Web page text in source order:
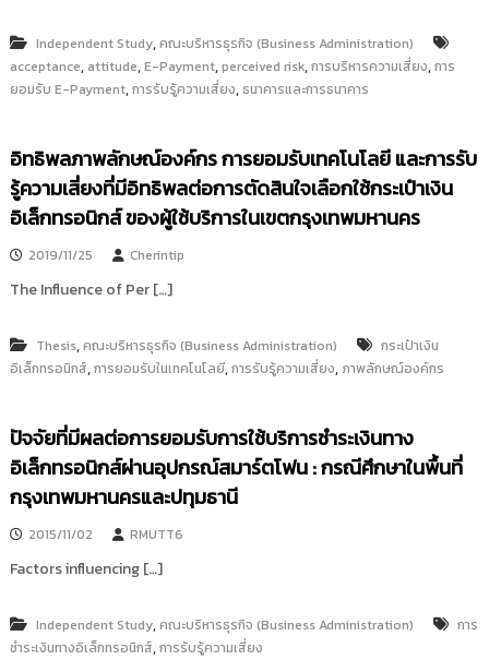
Independent Study,คณะบริหารธุรกิจ (Business Administration)
acceptance, attitude,E-Payment,perceived risk,การบริหารความเสี่ยง,การ
ยอมรับ E-Payment,การรับรู้ความเสี่ยง,ธนาคารและการธนาคาร
อิทธิพลภาพลักษณ์องค์กร การยอมรับเทคโนโลยี และการรับ
รู้ความเสี่ยงที่มีอิทธิพลต่อการตัดสินใจเลือกใช้กระเป๋าเงิน
อิเล็กทรอนิกส์ ของผู้ใช้บริการในเขตกรุงเทพมหานคร
2019/11/25 Cherintip
The Influence of Per […]
Thesis,คณะบริหารธุรกิจ (Business Administration)
กระเป๋าเงิน
อิเล็กทรอนิกส์,การยอมรับในเทคโนโลยี,การรับรู้ความเสี่ยง, ภาพลักษณ์องค์กร
ปัจจัยที่มีผลต่อการยอมรับการใช้บริการชำระเงินทาง
อิเล็กทรอนิกส์ผ่านอุปกรณ์สมาร์ตโฟน : กรณีศึกษาในพื้นที่
กรุงเทพมหานครและปทุมธานี
2015/11/02 RMUTT6
Factors influencing […]
Independent Study,คณะบริหารธุรกิจ (Business Administration)
การ
ชำระเงินทางอิเล็กทรอนิกส์,การรับรู้ความเสี่ยง